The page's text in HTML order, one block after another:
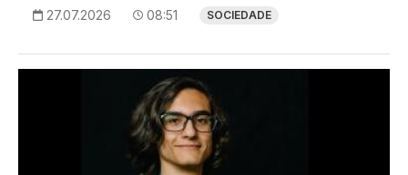
27.07.2026 08:51 SOCIEDADE